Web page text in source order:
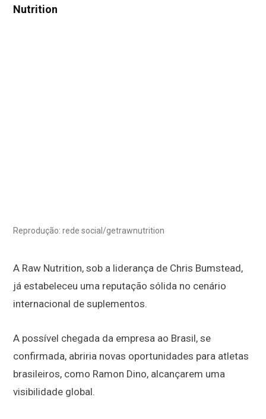
Nutrition
Reprodução: rede social/getrawnutrition
A Raw Nutrition, sob a liderança de Chris Bumstead,
já estabeleceu uma reputação sólida no cenário
internacional de suplementos.
A possível chegada da empresa ao Brasil, se
confirmada, abriria novas oportunidades para atletas
brasileiros, como Ramon Dino, alcançarem uma
visibilidade global.